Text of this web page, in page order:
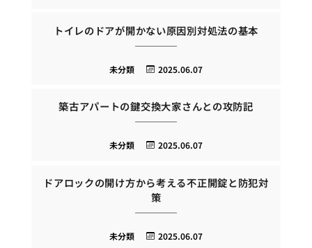
トイレのドアが開かない原因別対処法の基本
2025.06.07
未分類
築古アパートの鍵交換大家さんとの攻防記
2025.06.07
未分類
ドアロックの開け方から考える不正開錠と防犯対
策
2025.06.07
未分類